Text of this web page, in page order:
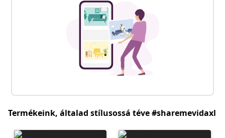
Termékeink, általad stílusossá téve #sharemevidaxl